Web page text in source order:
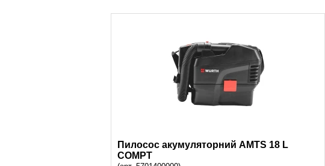
Пилосос акумуляторний AMTS 18 L
COMPT